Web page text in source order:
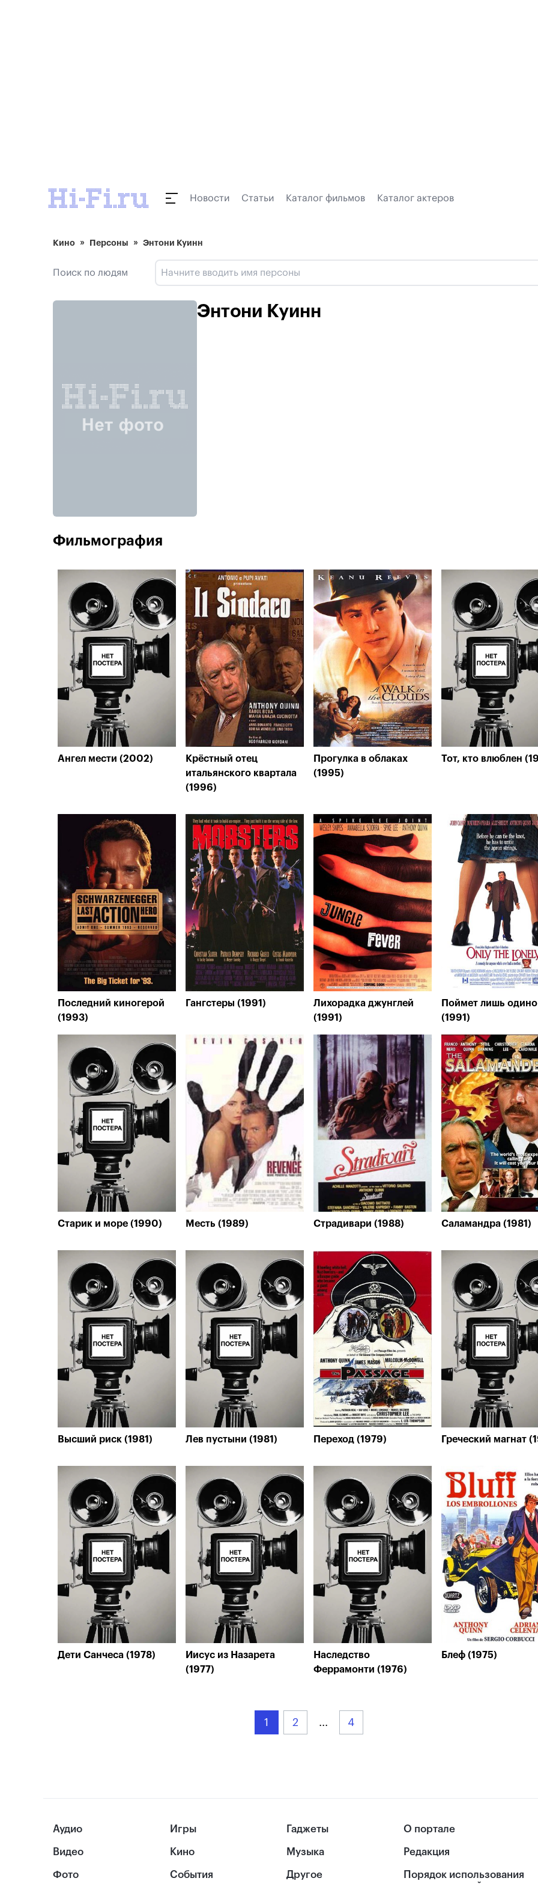
Новости Статьи Каталог фильмов Каталог актеров
Кино Персоны Энтони Куинн
Поиск по людям
Энтони Куинн
Фильмография
Ангел мести (2002)
Крёстный отец
итальянского квартала
(1996)
Прогулка в облаках
(1995)
Тот, кто влюблен
Последний киногерой
(1993)
Гангстеры (1991)
Лихорадка джунглей
(1991)
Поймет лишь
(1991)
Старик и море (1990) Месть (1989) Страдивари (1988) Саламандра (1981)
Высший риск (1981) Лев пустыни (1981) Переход (1979) Греческий магнат
Дети Санчеса (1978)
Иисус из Назарета
(1977)
Наследство
Феррамонти (1976)
Блеф (1975)
1 2 ... 4
Аудио
Видео
Фото
Игры
Кино
События
Гаджеты
Музыка
Другое
О портале
Редакция
Порядок использования